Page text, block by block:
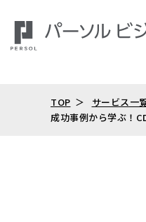
TOP サービス一
成功事例から学ぶ！